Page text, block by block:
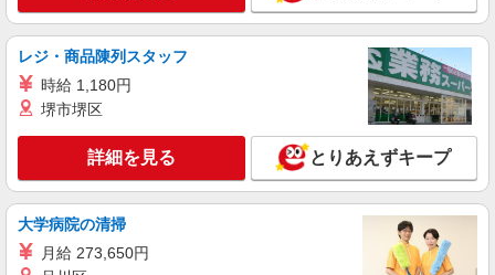
レジ・商品陳列スタッフ
時給 1,180円
堺市堺区
詳細を見る とりあえずキープ
大学病院の清掃
月給 273,650円